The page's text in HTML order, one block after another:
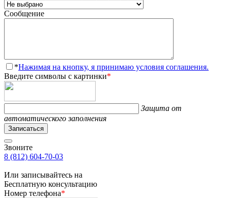
Сообщение
*Нажимая на кнопку, я принимаю условия соглашения.
Введите символы с картинки*
Защита от
автоматического заполнения
Записаться
Звоните
8 (812) 604-70-03
Или записывайтесь на
Бесплатную консультацию
Номер телефона*